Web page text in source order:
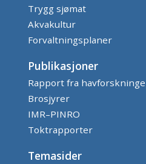
Trygg sjømat
Akvakultur
Forvaltningsplaner
Publikasjoner
Rapport fra
Brosjyrer
IMR–PINRO
Toktrapporter
Temasider